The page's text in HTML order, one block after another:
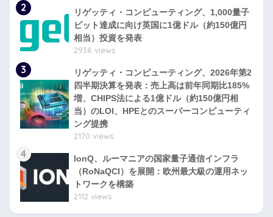
2
リゲッティ・コンピューティング、1,000量子
ビット達成に向け英国に1億ドル（約150億円
相当）投資を発表
2938 views
3
リゲッティ・コンピューティング、2026年第2
四半期決算を発表：売上高は前年同期比185%
増、CHIPS法による1億ドル（約150億円相
当）のLOI、HPEとのスーパーコンピューティ
ング提携
2170 views
4
IonQ、ルーマニアの国家量子通信インフラ
（RoNaQCI）を展開：欧州最大級の運用ネッ
トワークを構築
2112 views